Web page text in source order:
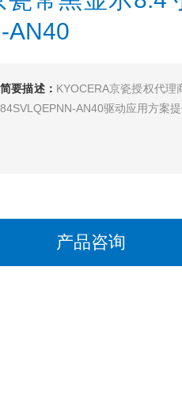
AN40
简要描述： KYOCERA京瓷授权代
84SVLQEPNN-AN40驱动应用方案
产品咨询